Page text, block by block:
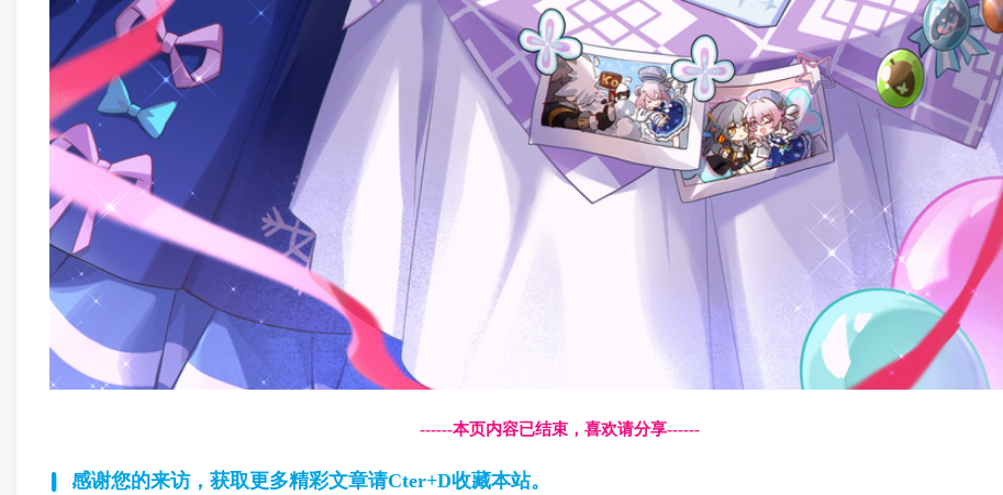
------本页内容已结束，喜欢请分享------
感谢您的来访，获取更多精彩文章请Cter+D收藏本站。